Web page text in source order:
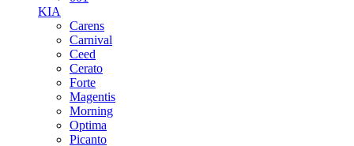
KIA
Carens
Carnival
Ceed
Cerato
Forte
Magentis
Morning
Optima
Picanto